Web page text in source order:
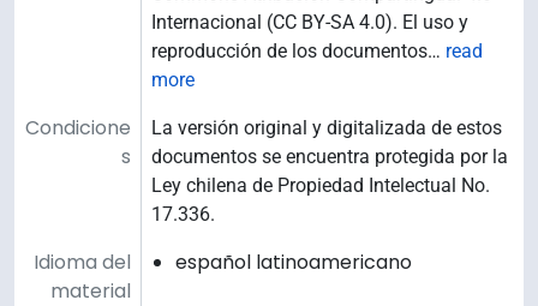
Internacional (CC BY-SA 4.0). El uso y
reproducción de los documentos… read
more
Condicione
s
La versión original y digitalizada de estos
documentos se encuentra protegida por la
Ley chilena de Propiedad Intelectual No.
17.336.
Idioma del
material
español latinoamericano